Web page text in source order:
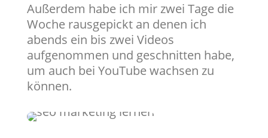
Außerdem habe ich mir zwei Tage die
Woche rausgepickt an denen ich
abends ein bis zwei Videos
aufgenommen und geschnitten habe,
um auch bei YouTube wachsen zu
können.